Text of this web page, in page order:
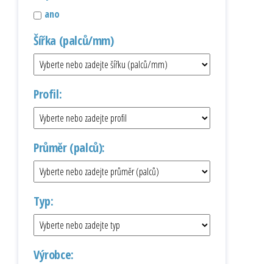
ano
Šířka (palců/mm)
Profil:
Průměr (palců):
Typ:
Výrobce: